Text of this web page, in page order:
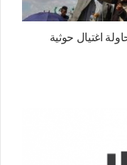
اغتيال حوثية